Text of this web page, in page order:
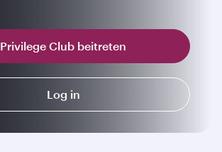
Privilege Club beitreten
Log in